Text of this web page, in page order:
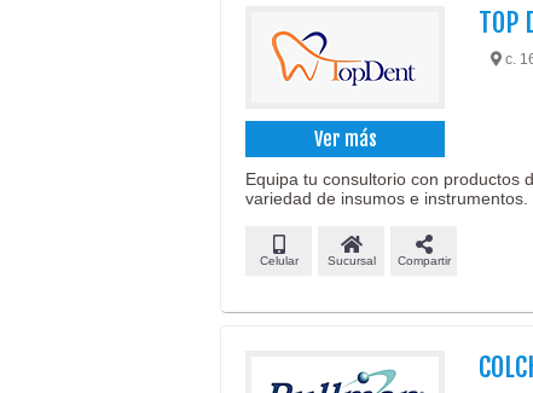
Ver más
TOP
c.
Equipa tu consultorio con productos
variedad de insumos e instrumentos.
Celular Sucursal Compartir